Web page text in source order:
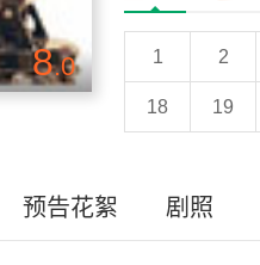
8.0 1 2
18 19
预告花絮 剧照